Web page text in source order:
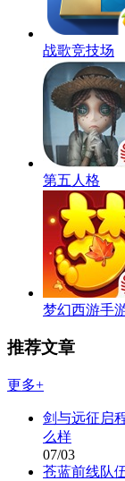
战歌竞技场
第五人格
梦幻西游手
推荐文章
更多+
剑与远征启
么样
07/03
苍蓝前线队